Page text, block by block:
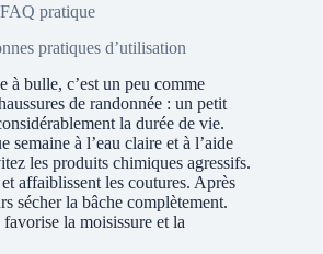
pratique
pratiques d’utilisation
à bulle, c’est un peu comme
de randonnée : un petit
la durée de vie.
semaine à l’eau claire et à l’aide
les produits chimiques agressifs.
affaiblissent les coutures. Après
sécher la bâche complètement.
la moisissure et la